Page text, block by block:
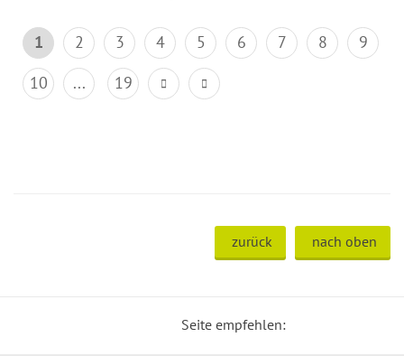
1 2 3 4 5 6 7 8
9
10
... 19
zurück nach oben
Seite empfehlen: